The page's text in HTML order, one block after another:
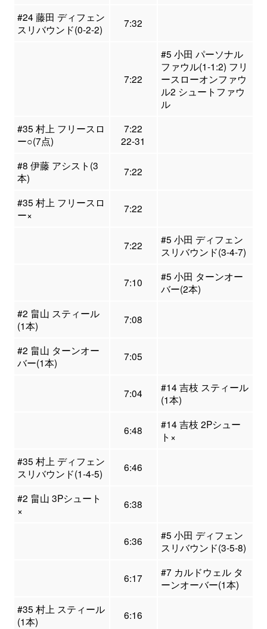
#24 藤田 ディフェン
スリバウンド(0-2-2)
7:32
7:22
#5 小田 パーソナル
ファウル(1-1:2) フリ
ースローオンファウ
ル2 シュートファウ
ル
#35 村上 フリースロ
ー○(7点)
7:22
22-31
#8 伊藤 アシスト(3
本)
7:22
#35 村上 フリースロ
ー×
7:22
7:22
#5 小田 ディフェン
スリバウンド(3-4-7)
7:10
#5 小田 ターンオー
バー(2本)
#2 畠山 スティール
(1本)
7:08
#2 畠山 ターンオー
バー(1本)
7:05
7:04
#14 吉枝 スティール
(1本)
6:48
#14 吉枝 2Pシュー
ト×
#35 村上 ディフェン
スリバウンド(1-4-5)
6:46
#2 畠山 3Pシュート
×
6:38
6:36
#5 小田 ディフェン
スリバウンド(3-5-8)
6:17
#7 カルドウェル タ
ーンオーバー(1本)
#35 村上 スティール
(1本)
6:16